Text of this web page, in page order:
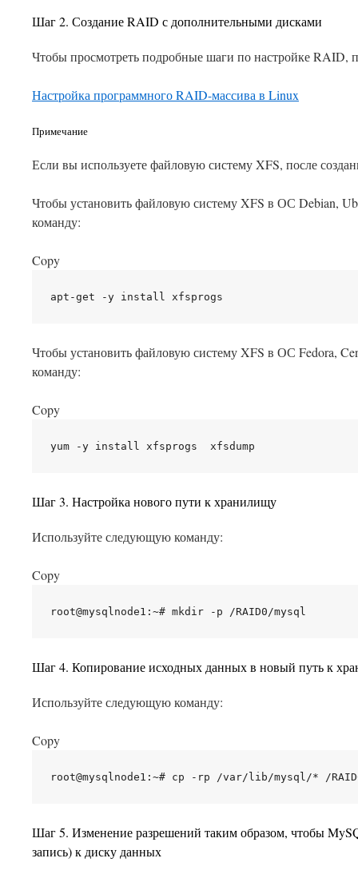
Шаг 2. Создание RAID с дополнительными дисками
Чтобы просмотреть подробные шаги по настройке RAID,
Настройка программного RAID-массива в Linux
Примечание
Если вы используете файловую систему XFS, после
Чтобы установить файловую систему XFS в ОС Debian,
команду:
Copy
Чтобы установить файловую систему XFS в ОС Fedora,
команду:
Copy
Шаг 3. Настройка нового пути к хранилищу
Используйте следующую команду:
Copy
Шаг 4. Копирование исходных данных в новый путь к
Используйте следующую команду:
Copy
Шаг 5. Изменение разрешений таким образом, чтобы
запись) к диску данных